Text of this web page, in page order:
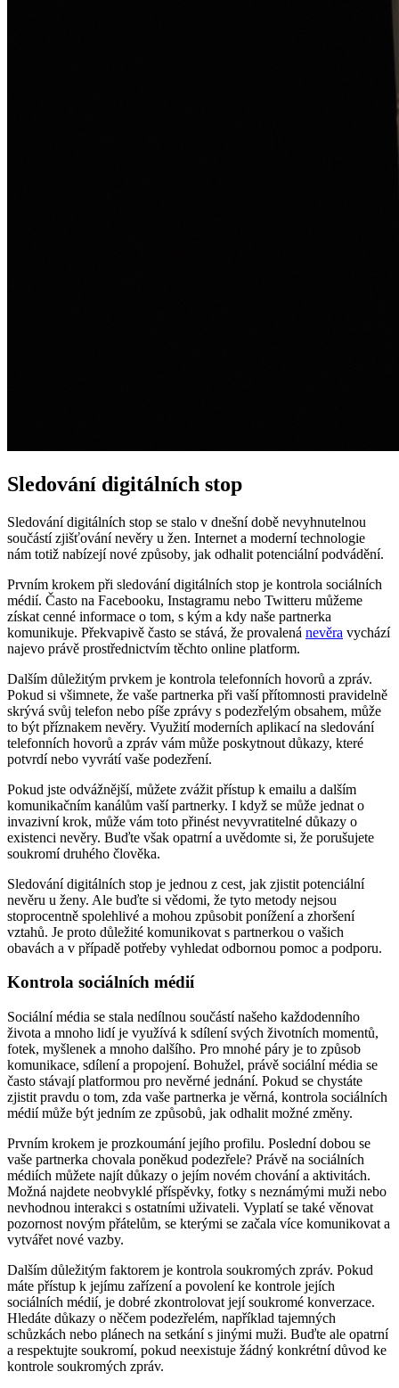
Sledování digitálních stop
Sledování digitálních stop se stalo v dnešní době nevyhnutelnou
součástí zjišťování nevěry u žen. Internet a moderní technologie
nám totiž nabízejí nové způsoby, jak odhalit potenciální podvádění.
Prvním krokem při sledování digitálních stop je kontrola sociálních
médií. Často na Facebooku, Instagramu nebo Twitteru můžeme
získat cenné informace o tom, s kým a kdy naše partnerka
komunikuje. Překvapivě často se stává, že provalená nevěra vychází
najevo právě prostřednictvím těchto online platform.
Dalším důležitým prvkem je kontrola telefonních hovorů a zpráv.
Pokud si všimnete, že vaše partnerka při vaší přítomnosti pravidelně
skrývá svůj telefon nebo píše zprávy s podezřelým obsahem, může
to být příznakem nevěry. Využití moderních aplikací na sledování
telefonních hovorů a zpráv vám může poskytnout důkazy, které
potvrdí nebo vyvrátí vaše podezření.
Pokud jste odvážnější, můžete zvážit přístup k emailu a dalším
komunikačním kanálům vaší partnerky. I když se může jednat o
invazivní krok, může vám toto přinést nevyvratitelné důkazy o
existenci nevěry. Buďte však opatrní a uvědomte si, že porušujete
soukromí druhého člověka.
Sledování digitálních stop je jednou z cest, jak zjistit potenciální
nevěru u ženy. Ale buďte si vědomi, že tyto metody nejsou
stoprocentně spolehlivé a mohou způsobit ponížení a zhoršení
vztahů. Je proto důležité komunikovat s partnerkou o vašich
obavách a v případě potřeby vyhledat odbornou pomoc a podporu.
Kontrola sociálních médií
Sociální média se stala nedílnou součástí našeho každodenního
života a mnoho lidí je využívá k sdílení svých životních momentů,
fotek, myšlenek a mnoho dalšího. Pro mnohé páry je to způsob
komunikace, sdílení a propojení. Bohužel, právě sociální média se
často stávají platformou pro nevěrné jednání. Pokud se chystáte
zjistit pravdu o tom, zda vaše partnerka je věrná, kontrola sociálních
médií může být jedním ze způsobů, jak odhalit možné změny.
Prvním krokem je prozkoumání jejího profilu. Poslední dobou se
vaše partnerka chovala poněkud podezřele? Právě na sociálních
médiích můžete najít důkazy o jejím novém chování a aktivitách.
Možná najdete neobvyklé příspěvky, fotky s neznámými muži nebo
nevhodnou interakci s ostatními uživateli. Vyplatí se také věnovat
pozornost novým přátelům, se kterými se začala více komunikovat a
vytvářet nové vazby.
Dalším důležitým faktorem je kontrola soukromých zpráv. Pokud
máte přístup k jejímu zařízení a povolení ke kontrole jejích
sociálních médií, je dobré zkontrolovat její soukromé konverzace.
Hledáte důkazy o něčem podezřelém, například tajemných
schůzkách nebo plánech na setkání s jinými muži. Buďte ale opatrní
a respektujte soukromí, pokud neexistuje žádný konkrétní důvod ke
kontrole soukromých zpráv.